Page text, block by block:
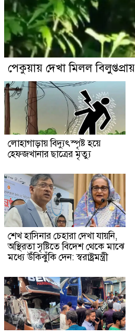
পেকুয়ায় দেখা মিলল
লোহাগাড়ায় বিদ্যুৎস্পৃষ্ট হয়ে
হেফজখানার ছাত্রের মৃত্যু
শেখ হাসিনার চেহারা দেখা যায়নি,
অস্থিরতা সৃষ্টিতে বিদেশ থেকে মাঝে
মধ্যে উঁকিঝুঁকি দেন: স্বরাষ্ট্রমন্ত্রী